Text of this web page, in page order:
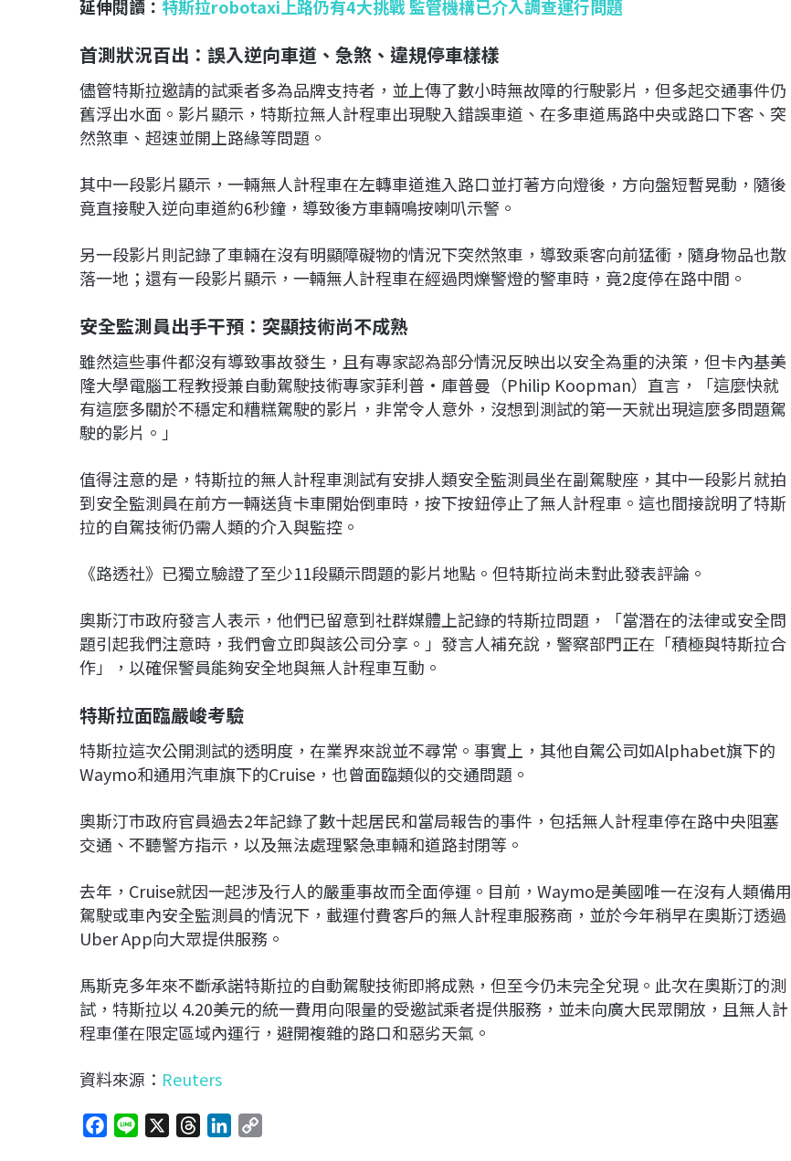
延伸閱讀： 特斯拉robotaxi上路仍有4大挑戰 監管機構已介入調查運行問題
首測狀況百出：誤入逆向車道、急煞、違規停車樣樣
儘管特斯拉邀請的試乘者多為品牌支持者，並上傳了數小時無故障的行駛影片，但多起交通事件仍
舊浮出水面。影片顯示，特斯拉無人計程車出現駛入錯誤車道、在多車道馬路中央或路口下客、突
然煞車、超速並開上路緣等問題。
其中一段影片顯示，一輛無人計程車在左轉車道進入路口並打著方向燈後，方向盤短暫晃動，隨後
竟直接駛入逆向車道約6秒鐘，導致後方車輛鳴按喇叭示警。
另一段影片則記錄了車輛在沒有明顯障礙物的情況下突然煞車，導致乘客向前猛衝，隨身物品也散
落一地；還有一段影片顯示，一輛無人計程車在經過閃爍警燈的警車時，竟2度停在路中間。
安全監測員出手干預：突顯技術尚不成熟
雖然這些事件都沒有導致事故發生，且有專家認為部分情況反映出以安全為重的決策，但卡內基美
隆大學電腦工程教授兼自動駕駛技術專家菲利普·庫普曼（Philip Koopman）直言，「這麼快就
有這麼多關於不穩定和糟糕駕駛的影片，非常令人意外，沒想到測試的第一天就出現這麼多問題駕
駛的影片。」
值得注意的是，特斯拉的無人計程車測試有安排人類安全監測員坐在副駕駛座，其中一段影片就拍
到安全監測員在前方一輛送貨卡車開始倒車時，按下按鈕停止了無人計程車。這也間接說明了特斯
拉的自駕技術仍需人類的介入與監控。
《路透社》已獨立驗證了至少11段顯示問題的影片地點。但特斯拉尚未對此發表評論。
奧斯汀市政府發言人表示，他們已留意到社群媒體上記錄的特斯拉問題，「當潛在的法律或安全問
題引起我們注意時，我們會立即與該公司分享。」發言人補充說，警察部門正在「積極與特斯拉合
作」，以確保警員能夠安全地與無人計程車互動。
特斯拉面臨嚴峻考驗
特斯拉這次公開測試的透明度，在業界來說並不尋常。事實上，其他自駕公司如Alphabet旗下的
Waymo和通用汽車旗下的Cruise，也曾面臨類似的交通問題。
奧斯汀市政府官員過去2年記錄了數十起居民和當局報告的事件，包括無人計程車停在路中央阻塞
交通、不聽警方指示，以及無法處理緊急車輛和道路封閉等。
去年，Cruise就因一起涉及行人的嚴重事故而全面停運。目前，Waymo是美國唯一在沒有人類備用
駕駛或車內安全監測員的情況下，載運付費客戶的無人計程車服務商，並於今年稍早在奧斯汀透過
Uber App向大眾提供服務。
馬斯克多年來不斷承諾特斯拉的自動駕駛技術即將成熟，但至今仍未完全兌現。此次在奧斯汀的測
試，特斯拉以 4.20美元的統一費用向限量的受邀試乘者提供服務，並未向廣大民眾開放，且無人計
程車僅在限定區域內運行，避開複雜的路口和惡劣天氣。
資料來源： Reuters